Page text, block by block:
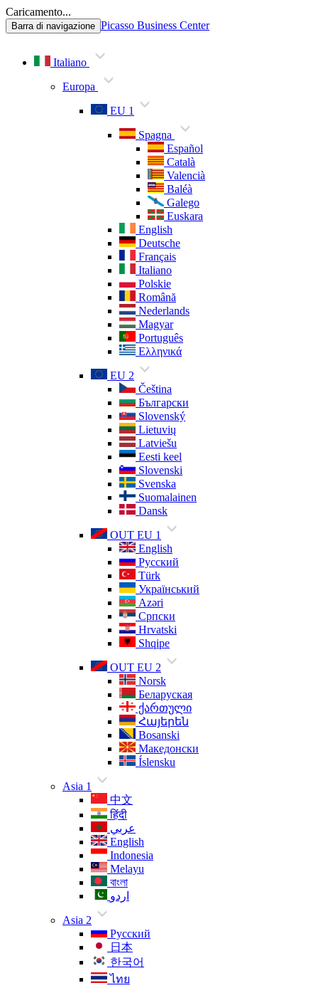
Caricamento...
Barra di navigazione Picasso Business Center
Italiano
Europa
EU 1
Spagna
Español
Català
Valencià
Baléà
Galego
Euskara
English
Deutsche
Français
Italiano
Polskie
Română
Nederlands
Magyar
Português
Ελληνικά
EU 2
Čeština
Български
Slovenský
Lietuvių
Latviešu
Eesti keel
Slovenski
Svenska
Suomalainen
Dansk
OUT EU 1
English
Русский
Türk
Український
Azəri
Српски
Hrvatski
Shqipe
OUT EU 2
Norsk
Беларуская
ქართული
Հայերեն
Bosanski
Македонски
Íslensku
Asia 1
中文
हिंदी
عربي
English
Indonesia
Melayu
বাংলা
اردو
Asia 2
Русский
日本
한국어
ไทย